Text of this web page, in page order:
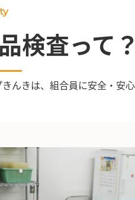
検査って？
きんきは、組合員に安全・安